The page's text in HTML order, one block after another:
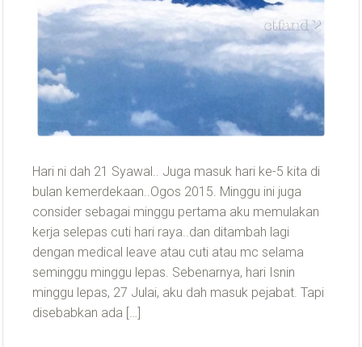
Hari ni dah 21 Syawal.. Juga masuk hari ke-5 kita di
bulan kemerdekaan..Ogos 2015. Minggu ini juga
consider sebagai minggu pertama aku memulakan
kerja selepas cuti hari raya..dan ditambah lagi
dengan medical leave atau cuti atau mc selama
seminggu minggu lepas. Sebenarnya, hari Isnin
minggu lepas, 27 Julai, aku dah masuk pejabat. Tapi
disebabkan ada […]